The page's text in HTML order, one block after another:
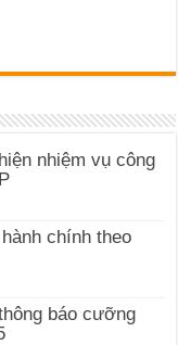
nhiệm vụ công
chính theo
báo cưỡng